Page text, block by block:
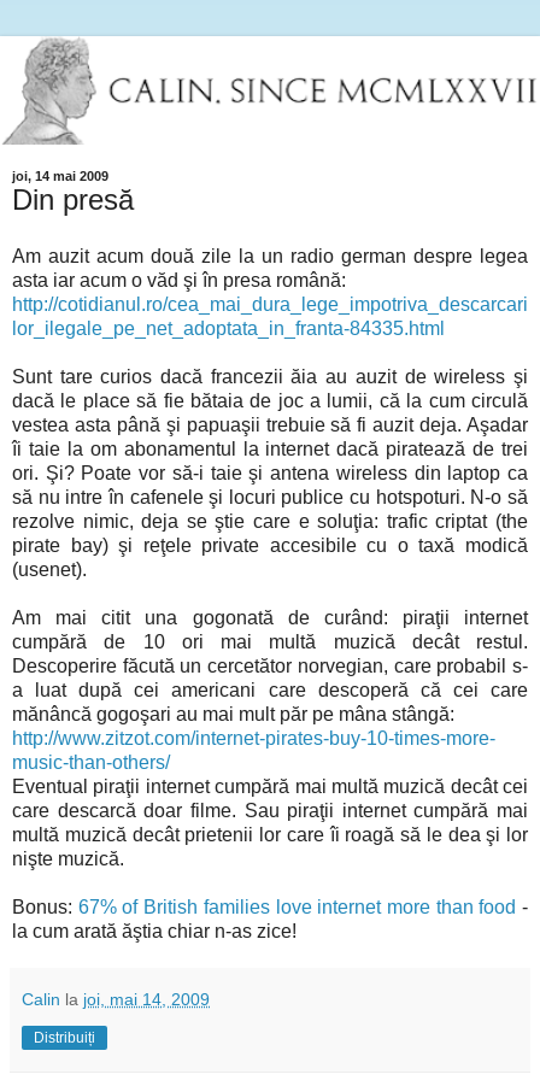
joi, 14 mai 2009
Din presă
Am auzit acum două zile la un radio german despre legea
asta iar acum o văd şi în presa română:
http://cotidianul.ro/cea_mai_dura_lege_impotriva_descarcari
lor_ilegale_pe_net_adoptata_in_franta-84335.html
Sunt tare curios dacă francezii ăia au auzit de wireless şi
dacă le place să fie bătaia de joc a lumii, că la cum circulă
vestea asta până şi papuaşii trebuie să fi auzit deja. Aşadar
îi taie la om abonamentul la internet dacă piratează de trei
ori. Şi? Poate vor să-i taie şi antena wireless din laptop ca
să nu intre în cafenele şi locuri publice cu hotspoturi. N-o să
rezolve nimic, deja se ştie care e soluţia: trafic criptat (the
pirate bay) şi reţele private accesibile cu o taxă modică
(usenet).
Am mai citit una gogonată de curând: piraţii internet
cumpără de 10 ori mai multă muzică decât restul.
Descoperire făcută un cercetător norvegian, care probabil s-
a luat după cei americani care descoperă că cei care
mănâncă gogoşari au mai mult păr pe mâna stângă:
http://www.zitzot.com/internet-pirates-buy-10-times-more-
music-than-others/
Eventual piraţii internet cumpără mai multă muzică decât cei
care descarcă doar filme. Sau piraţii internet cumpără mai
multă muzică decât prietenii lor care îi roagă să le dea şi lor
nişte muzică.
Bonus: 67% of British families love internet more than food -
la cum arată ăştia chiar n-as zice!
Calin la joi, mai 14, 2009
Distribuiți